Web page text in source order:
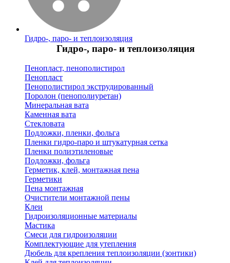
Гидро-, паро- и теплоизоляция
Гидро-, паро- и теплоизоляция
Пенопласт, пенополистирол
Пенопласт
Пенополистирол экструдированный
Поролон (пенополиуретан)
Минеральная вата
Каменная вата
Стекловата
Подложки, пленки, фольга
Пленки гидро-паро и штукатурная сетка
Пленки полиэтиленовые
Подложки, фольга
Герметик, клей, монтажная пена
Герметики
Пена монтажная
Очистители монтажной пены
Клеи
Гидроизоляционные материалы
Мастика
Смеси для гидроизоляции
Комплектующие для утепления
Дюбель для крепления теплоизоляции (зонтики)